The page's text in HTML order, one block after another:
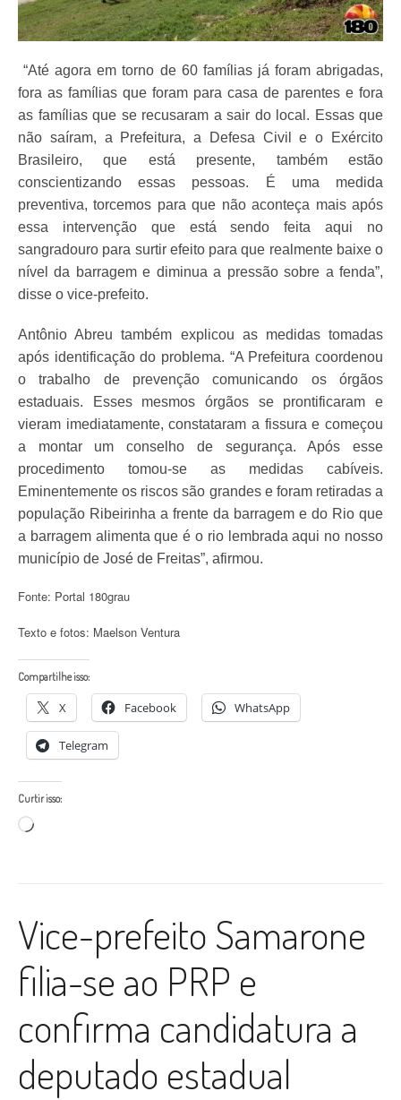
“Até agora em torno de 60 famílias já foram abrigadas,
fora as famílias que foram para casa de parentes e fora
as famílias que se recusaram a sair do local. Essas que
não saíram, a Prefeitura, a Defesa Civil e o Exército
Brasileiro, que está presente, também estão
conscientizando essas pessoas. É uma medida
preventiva, torcemos para que não aconteça mais após
essa intervenção que está sendo feita aqui no
sangradouro para surtir efeito para que realmente baixe o
nível da barragem e diminua a pressão sobre a fenda”,
disse o vice-prefeito.
Antônio Abreu também explicou as medidas tomadas
após identificação do problema. “A Prefeitura coordenou
o trabalho de prevenção comunicando os órgãos
estaduais. Esses mesmos órgãos se prontificaram e
vieram imediatamente, constataram a fissura e começou
a montar um conselho de segurança. Após esse
procedimento tomou-se as medidas cabíveis.
Eminentemente os riscos são grandes e foram retiradas a
população Ribeirinha a frente da barragem e do Rio que
a barragem alimenta que é o rio lembrada aqui no nosso
município de José de Freitas”, afirmou.
Fonte: Portal 180grau
Texto e fotos: Maelson Ventura
Compartilhe isso:
X Facebook WhatsApp
Telegram
Curtir isso:
Carregando...
Vice-prefeito Samarone
filia-se ao PRP e
confirma candidatura a
deputado estadual